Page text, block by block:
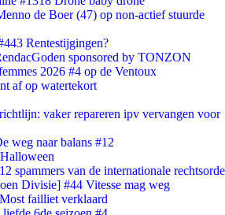
de Boer (47) op non-actief stuurde
Rentestijgingen?
sponsored by TONZON
2026 #4 op de Ventoux
af op watertekort
vaker repareren ipv vervangen voor
weg naar balans #12
spammers van de internationale rechtsorde
Divisie] #44 Vitesse mag weg
failliet verklaard